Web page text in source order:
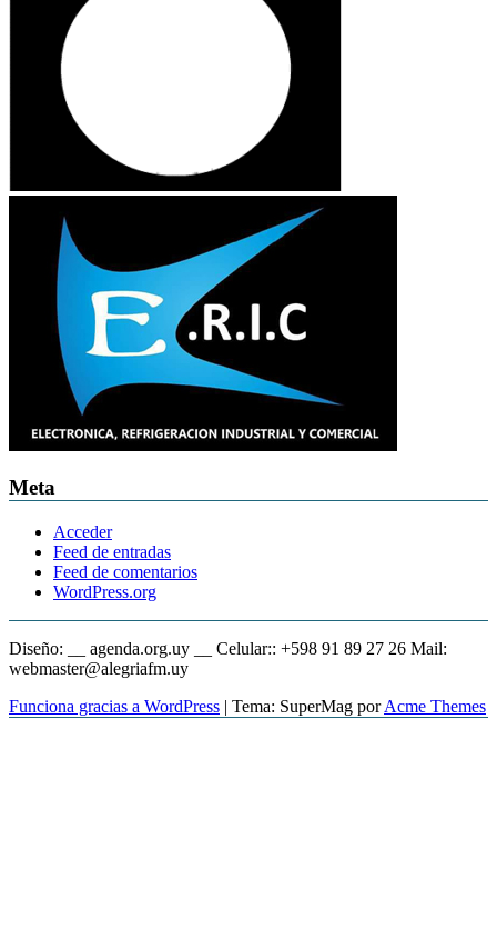
Meta
Acceder
Feed de entradas
Feed de comentarios
WordPress.org
Diseño: __ agenda.org.uy __ Celular:: +598 91 89 27 26 Mail:
webmaster@alegriafm.uy
Funciona gracias a WordPress | Tema: SuperMag porAcme Themes